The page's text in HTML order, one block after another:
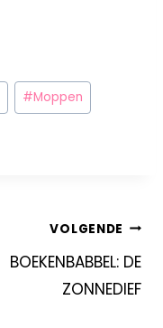
#Moppen
VOLGENDE
BOEKENBABBEL: DE
ZONNEDIEF